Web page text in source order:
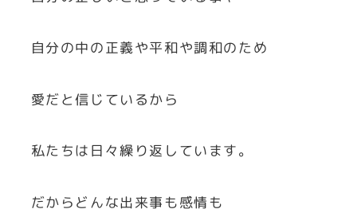
自分の中の正義や平和や調和のため
愛だと信じているから
私たちは日々繰り返しています。
だからどんな出来事も感情も